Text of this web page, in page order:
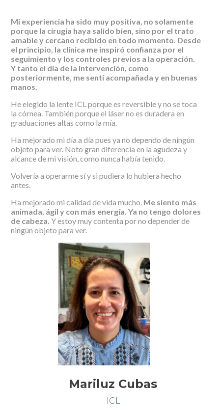
Mi experiencia ha sido muy positiva, no solamente
porque la cirugía haya salido bien, sino por el trato
amable y cercano recibido en todo momento. Desde
el principio, la clínica me inspiró confianza por el
seguimiento y los controles previos a la operación.
Y tanto el día de la intervención, como
posteriormente, me sentí acompañada y en buenas
manos.
He elegido la lente ICL porque es reversible y no se toca
la córnea. También porque el láser no es duradera en
graduaciones altas como la mía.
Ha mejorado mi día a día pues ya no dependo de ningún
objeto para ver. Noto gran diferencia en la agudeza y
alcance de mi visión, como nunca había tenido.
Volvería a operarme sí y si pudiera lo hubiera hecho
antes.
Ha mejorado mi calidad de vida mucho. Me siento más
animada, ágil y con más energía. Ya no tengo dolores
de cabeza. Y estoy muy contenta por no depender de
ningún objeto para ver.
Mariluz Cubas
ICL